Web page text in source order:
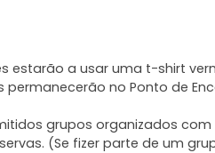
estarão a usar uma t-shirt
permanecerão no Ponto de
grupos organizados
(Se fizer parte de um